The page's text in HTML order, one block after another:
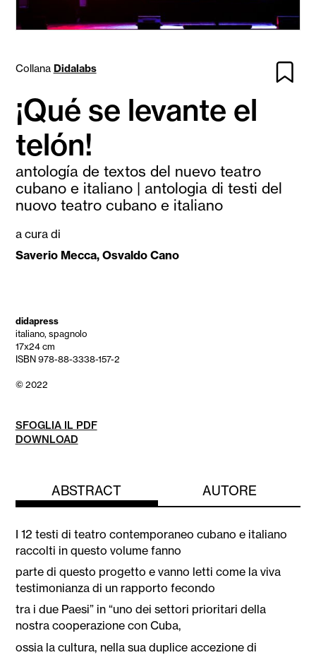
Collana Didalabs
¡Qué se levante el
telón!
antología de textos del nuevo teatro
cubano e italiano | antologia di testi del
nuovo teatro cubano e italiano
a cura di
Saverio Mecca,Osvaldo Cano
didapress
italiano, spagnolo
17x24 cm
ISBN 978-88-3338-157-2
© 2022
SFOGLIA IL PDF
DOWNLOAD
ABSTRACT AUTORE
I 12 testi di teatro contemporaneo cubano e italiano
raccolti in questo volume fanno
parte di questo progetto e vanno letti come la viva
testimonianza di un rapporto fecondo
tra i due Paesi” in “uno dei settori prioritari della
nostra cooperazione con Cuba,
ossia la cultura, nella sua duplice accezione di